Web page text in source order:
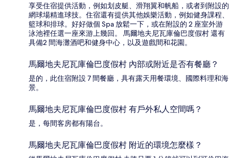
享受住宿提供活動，例如划皮艇、滑翔翼和帆船，或者到附設的
網球場精進球技。住宿還有提供其他娛樂活動，例如健身課程、
籃球和排球。好好做個 Spa 放鬆一下，或在附設的 2 座室外游
泳池裡任選一座來游上幾回。 馬爾地夫尼瓦庫倫巴度假村 還有
具備2 間海灘酒吧和健身中心，以及遊戲間和花園。
馬爾地夫尼瓦庫倫巴度假村 內部或附近是否有餐廳？
是的，此住宿附設 7 間餐廳，具有露天用餐環境、國際料理和海
景。
馬爾地夫尼瓦庫倫巴度假村 有戶外私人空間嗎？
是，每間客房都有陽台。
馬爾地夫尼瓦庫倫巴度假村 附近的環境怎麼樣？